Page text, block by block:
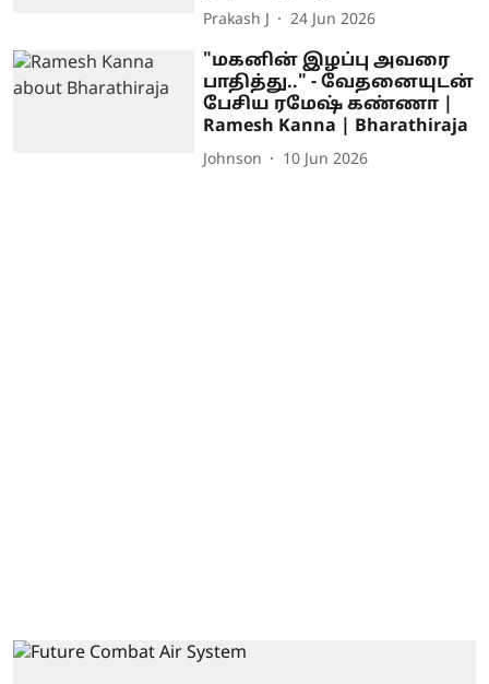
Prakash J 24 Jun 2026
"மகனின் இழப்பு அவரை
பாதித்து.." - வேதனையுடன்
பேசிய ரமேஷ் கண்ணா |
Ramesh Kanna | Bharathiraja
Johnson 10 Jun 2026